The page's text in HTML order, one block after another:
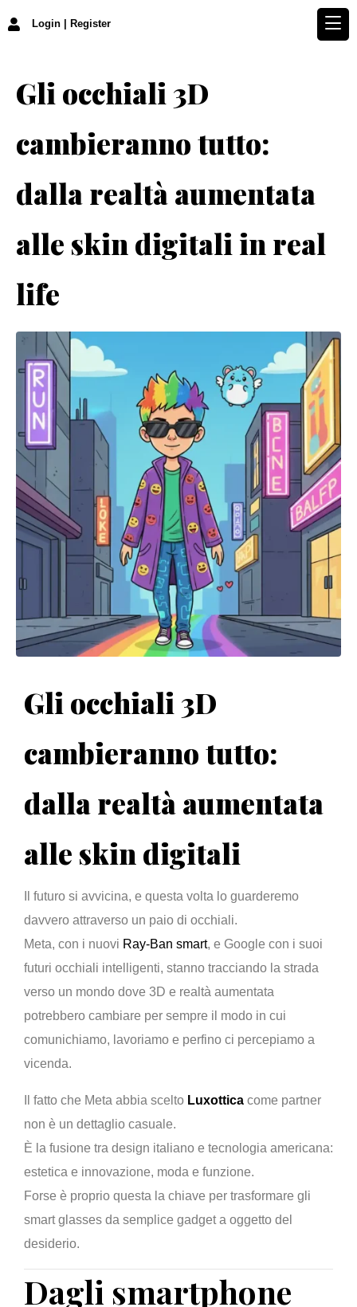
Login | Register
Gli occhiali 3D
cambieranno tutto:
dalla realtà aumentata
alle skin digitali in real
life
Gli occhiali 3D
cambieranno tutto:
dalla realtà aumentata
alle skin digitali
Il futuro si avvicina, e questa volta lo guarderemo
davvero attraverso un paio di occhiali.
Meta, con i nuovi Ray-Ban smart, e Google con i suoi
futuri occhiali intelligenti, stanno tracciando la strada
verso un mondo dove 3D e realtà aumentata
potrebbero cambiare per sempre il modo in cui
comunichiamo, lavoriamo e perfino ci percepiamo a
vicenda.
Il fatto che Meta abbia scelto Luxottica come partner
non è un dettaglio casuale.
È la fusione tra design italiano e tecnologia americana:
estetica e innovazione, moda e funzione.
Forse è proprio questa la chiave per trasformare gli
smart glasses da semplice gadget a oggetto del
desiderio.
Dagli smartphone